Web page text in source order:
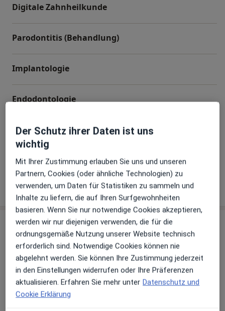
Digitale Zahnheilkunde
Parodontitis (Behandlung)
Implantologie
Endodontologie
All on 4
+ 6 Terminarten
Wie funktioniert die Preisbildung?
Behandler:innen Überprüfe meine Versicherung
Dr. Christina Pasaporti
Zahnärztin
9 Bewertungen
Der Schutz ihrer Daten ist uns
wichtig
Mit Ihrer Zustimmung erlauben Sie uns und unseren
Partnern, Cookies (oder ähnliche Technologien) zu
verwenden, um Daten für Statistiken zu sammeln und
Inhalte zu liefern, die auf Ihren Surfgewohnheiten
basieren. Wenn Sie nur notwendige Cookies akzeptieren,
werden wir nur diejenigen verwenden, die für die
ordnungsgemäße Nutzung unserer Website technisch
erforderlich sind. Notwendige Cookies können nie
abgelehnt werden. Sie können Ihre Zustimmung jederzeit
in den Einstellungen widerrufen oder Ihre Präferenzen
aktualisieren. Erfahren Sie mehr unter Datenschutz und
Cookie Erklärung